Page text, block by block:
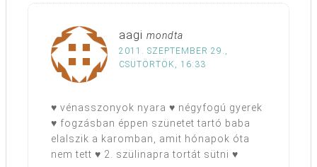
aagi mondta
2011. SZEPTEMBER 29.,
CSÜTÖRTÖK, 16:33
♥ vénasszonyok nyara ♥ négyfogú gyerek
♥ fogzásban éppen szünetet tartó baba
elalszik a karomban, amit hónapok óta
nem tett ♥ 2. szülinapra tortát sütni ♥